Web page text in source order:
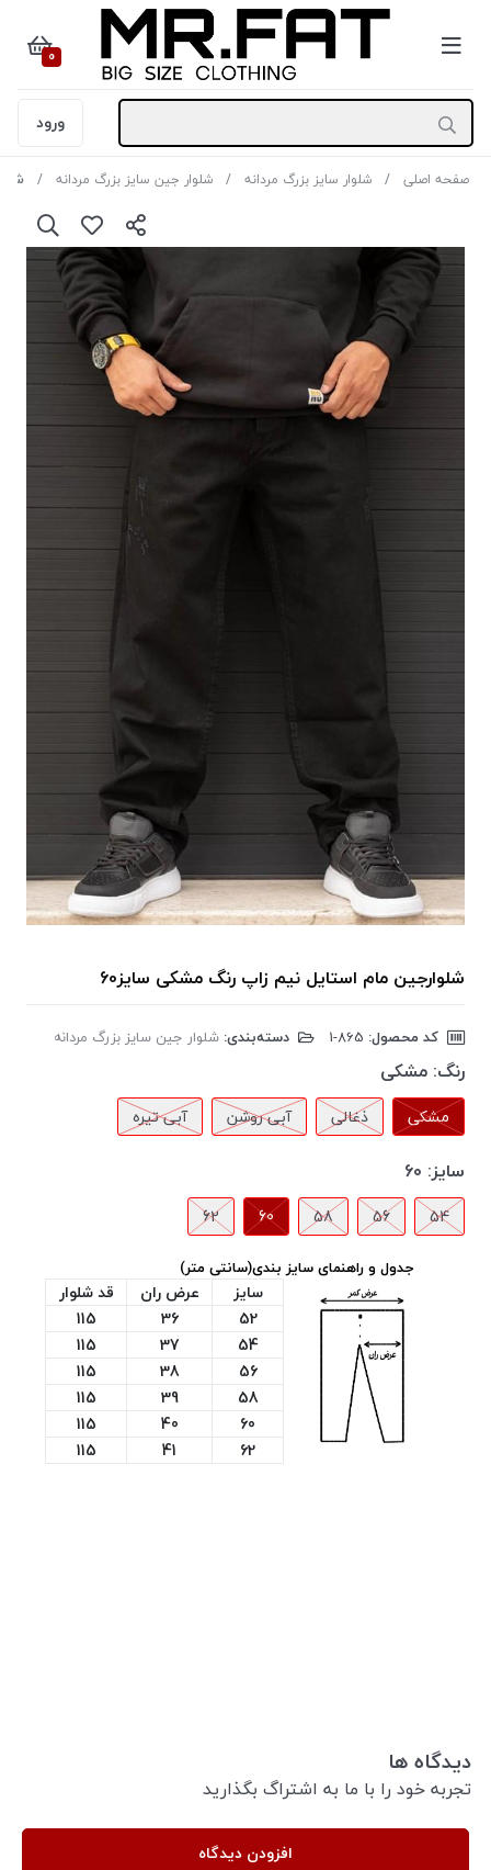
0
ورود
صفحه اصلی شلوار سایز بزرگ مردانه شلوار جین سایز بزرگ مردانه
شلوارجین مام استایل نیم زاپ رنگ مشکی سایز60
کد محصول: دسته‌بندی: شلوار جین سایز بزرگ مردانه
رنگ: مشکی
مشکی ذغالی آبی روشن آبی تیره
سایز: 60
54
56
58
60
62
جدول و راهنمای سایز بندی(سانتی متر)
سایز عرض ران
قد شلوار
52
36
115
54
37
115
56
38
115
58
39
115
60
40
115
62
41
115
دیدگاه ها
تجربه خود را با ما به اشتراگ بگذارید
افزودن دیدگاه